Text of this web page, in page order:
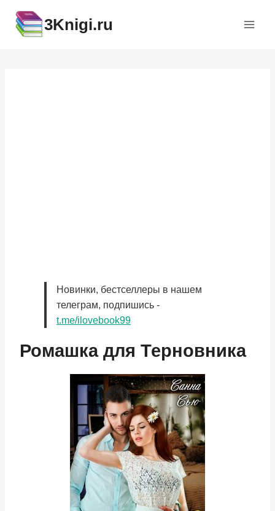
содержимому
3Knigi.ru
Новинки, бестселлеры в нашем
телеграм, подпишись -
t.me/ilovebook99
Ромашка для Терновника